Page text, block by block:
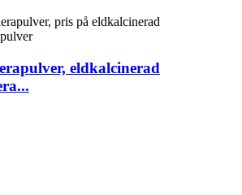
eldkalcinerad